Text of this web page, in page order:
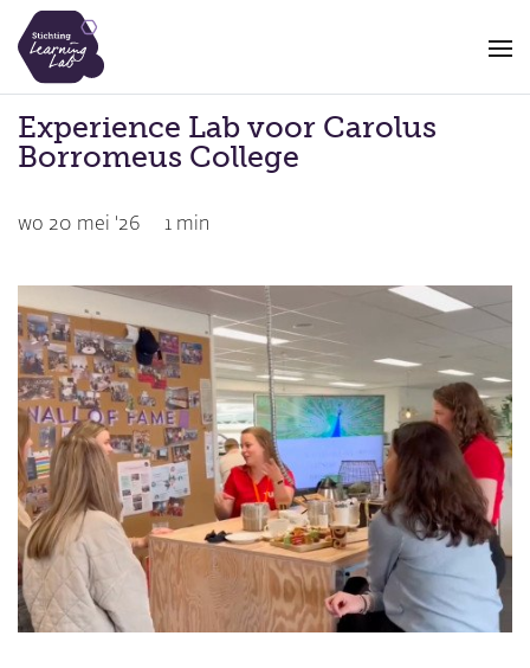
Overslaan
en
naar
de
inhoud
gaan
Experience Lab voor Carolus
Borromeus College
wo 20 mei '26 1 min